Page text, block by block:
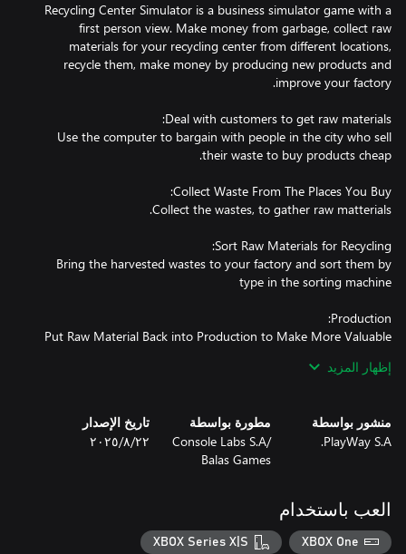
Recycling Center Simulator is a business simulator game with a
first person view. Make money from garbage, collect raw
materials for your recycling center from different locations,
recycle them, make money by producing new products and
Use the computer to bargain with people in the city who sell
Bring the harvested wastes to your factory and sort them by
Put Raw Material Back into Production to Make More Valuable
إظهار المزيد
منشور بواسطة
PlayWay S.A.
مطورة بواسطة
Console Labs S.A/
Balas Games
تاريخ الإصدار
٢٢‏/٨‏/٢٠٢٥
العب باستخدام
XBOX One
XBOX Series X|S